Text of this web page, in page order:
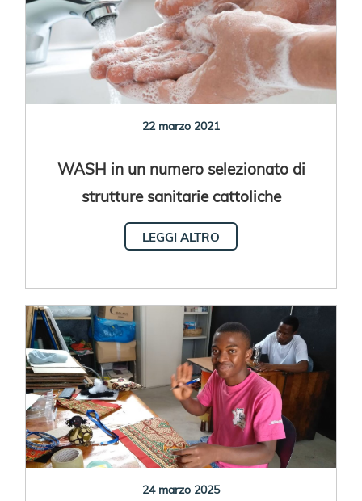
22 marzo 2021
WASH in un numero selezionato di
strutture sanitarie cattoliche
LEGGI ALTRO
24 marzo 2025